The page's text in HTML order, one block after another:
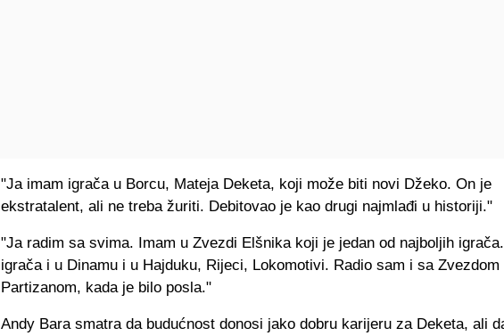
"Ja imam igrača u Borcu, Mateja Deketa, koji može biti novi Džeko. On je
ekstratalent, ali ne treba žuriti. Debitovao je kao drugi najmlađi u historiji."
"Ja radim sa svima. Imam u Zvezdi Elšnika koji je jedan od najboljih
igrača i u Dinamu i u Hajduku, Rijeci, Lokomotivi. Radio sam i sa Zvezdom
Partizanom, kada je bilo posla."
Andy Bara smatra da budućnost donosi jako dobru karijeru za Deketa, ali